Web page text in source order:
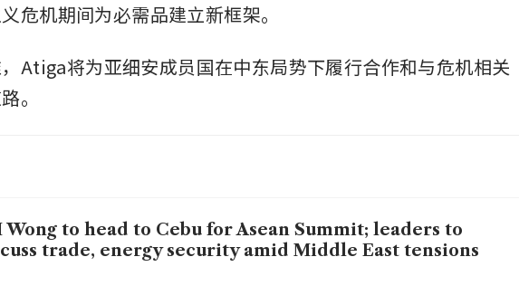
危机期间为必需品建立新框架。
Atiga将为亚细安成员国在中东局势下履行合作和与危机相关
。
Wong to head to Cebu for Asean Summit; leaders to
trade, energy security amid Middle East tensions